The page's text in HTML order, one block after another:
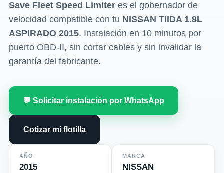
Save Fleet Speed Limiteres el gobernador de
velocidad compatible con tu NISSAN TIIDA 1.8L
ASPIRADO 2015. Instalación en 10 minutos por
puerto OBD-II, sin cortar cables y sin invalidar la
garantía del fabricante.
💬 Solicitar instalación por WhatsApp
Cotizar mi flotilla
AÑO
2015
MARCA
NISSAN